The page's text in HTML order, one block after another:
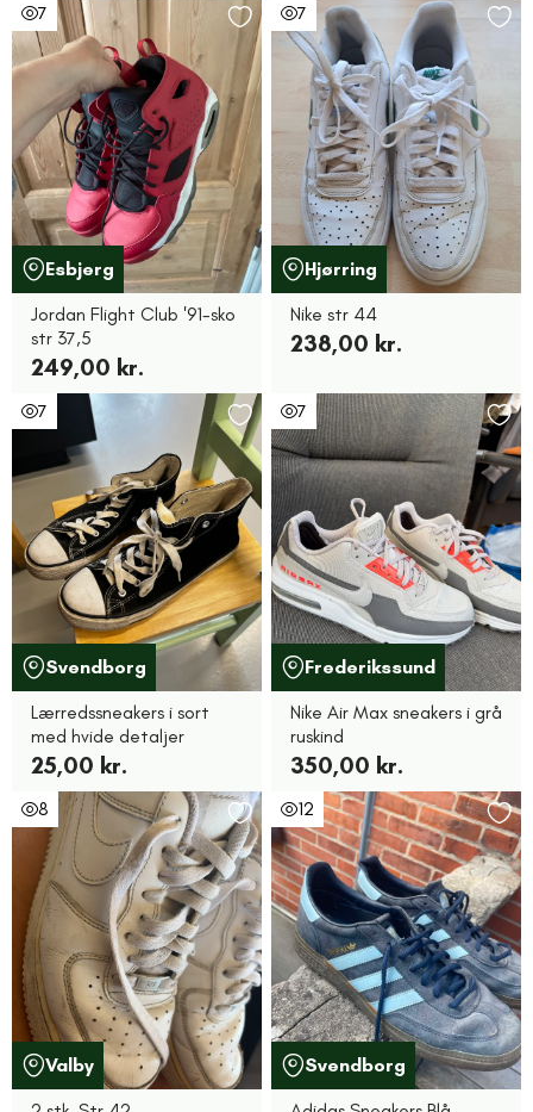
7
Esbjerg
Jordan Flight Club '91-sko
str 37,5
249,00 kr.
7
Hjørring
Nike str 44
238,00 kr.
7
Svendborg
Lærredssneakers i sort
med hvide detaljer
25,00 kr.
7
Frederikssund
Nike Air Max sneakers i grå
ruskind
350,00 kr.
8
Valby
12
Svendborg